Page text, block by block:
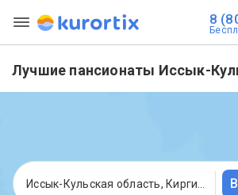
8
Лучшие пансионаты Иссык-